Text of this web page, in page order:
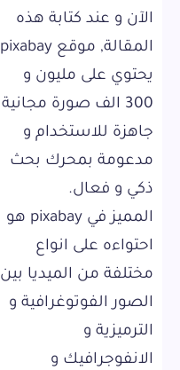
الآن و عند كتابة هذه
المقالة, موقع pixabay
يحتوي على مليون و
300 الف صورة مجانية
جاهزة للاستخدام و
مدعومة بمحرك بحث
ذكي و فعال.
المميز في pixabay هو
احتواءه على انواع
مختلفة من الميديا بين
الصور الفوتوغرافية و
الترميزية و
الانفوجرافيك و